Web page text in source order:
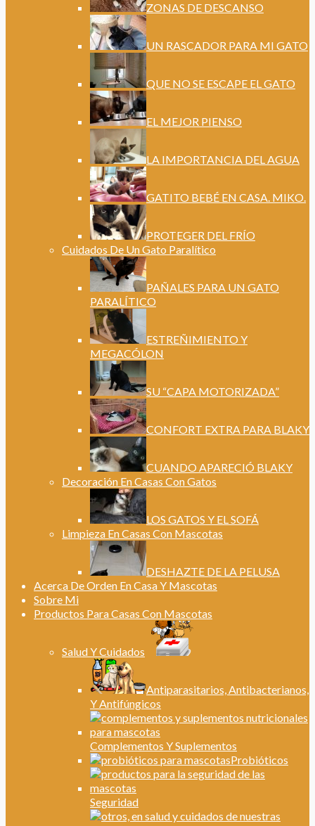
ZONAS DE DESCANSO
UN RASCADOR PARA MI GATO
QUE NO SE ESCAPE EL GATO
EL MEJOR PIENSO
LA IMPORTANCIA DEL AGUA
GATITO BEBÉ EN CASA. MIKO.
PROTEGER DEL FRÍO
Cuidados De Un Gato Paralítico
PAÑALES PARA UN GATO
PARALÍTICO
ESTREÑIMIENTO Y
MEGACÓLON
SU “CAPA MOTORIZADA”
CONFORT EXTRA PARA BLAKY
CUANDO APARECIÓ BLAKY
Decoración En Casas Con Gatos
LOS GATOS Y EL SOFÁ
Limpieza En Casas Con Mascotas
DESHAZTE DE LA PELUSA
Acerca De Orden En Casa Y Mascotas
Sobre Mi
Productos Para Casas Con Mascotas
Salud Y Cuidados
Antiparasitarios, Antibacterianos,
Y Antifúngicos
Complementos Y Suplementos
Probióticos
Seguridad